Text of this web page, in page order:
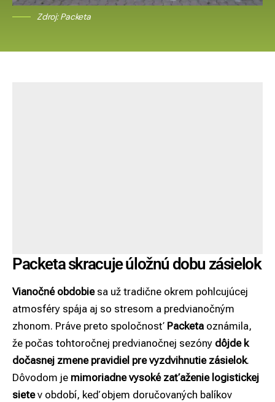
Zdroj: Packeta
Packeta skracuje úložnú dobu zásielok
Vianočné obdobiesa už tradične okrem pohlcujúcej
atmosféry spája aj so stresom a predvianočným
zhonom. Práve preto spoločnosť Packeta oznámila,
že počas tohtoročnej predvianočnej sezóny dôjde k
dočasnej zmene pravidiel pre vyzdvihnutie zásielok.
Dôvodom je mimoriadne vysoké zaťaženie logistickej
sietev období, keď objem doručovaných balíkov